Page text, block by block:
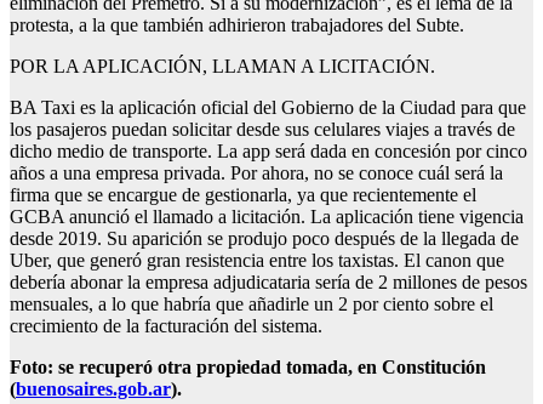
protesta, a la que también adhirieron trabajadores del Subte.
POR LA APLICACIÓN, LLAMAN A LICITACIÓN.
BA Taxi es la aplicación oficial del Gobierno de la Ciudad para que
los pasajeros puedan solicitar desde sus celulares viajes a través de
dicho medio de transporte. La app será dada en concesión por cinco
años a una empresa privada. Por ahora, no se conoce cuál será la
firma que se encargue de gestionarla, ya que recientemente el
GCBA anunció el llamado a licitación. La aplicación tiene vigencia
desde 2019. Su aparición se produjo poco después de la llegada de
Uber, que generó gran resistencia entre los taxistas. El canon que
debería abonar la empresa adjudicataria sería de 2 millones de pesos
mensuales, a lo que habría que añadirle un 2 por ciento sobre el
crecimiento de la facturación del sistema.
Foto: se recuperó otra propiedad tomada, en Constitución
(buenosaires.gob.ar).